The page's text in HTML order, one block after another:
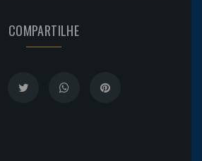
COMPARTILHE